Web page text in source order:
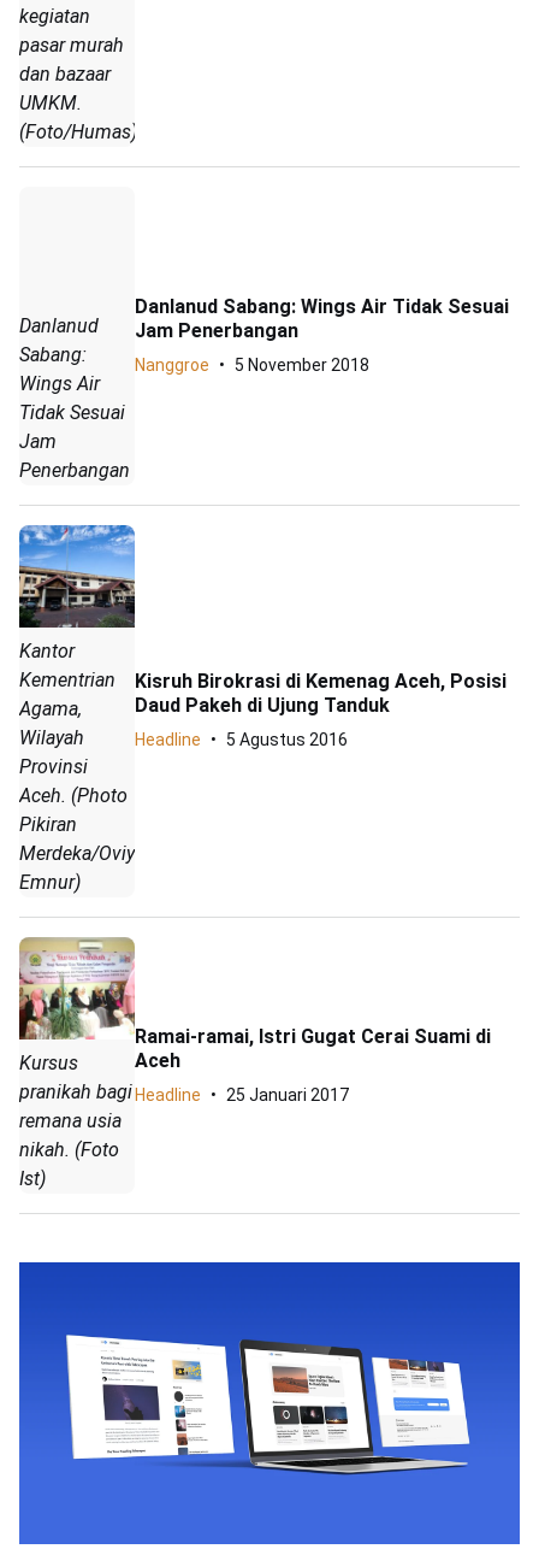
kegiatan
pasar murah
dan bazaar
UMKM.
(Foto/Humas)
Danlanud
Sabang:
Wings Air
Tidak Sesuai
Jam
Penerbangan
Danlanud Sabang: Wings Air Tidak Sesuai
Jam Penerbangan
Nanggroe 5 November 2018
Kantor
Kementrian
Agama,
Wilayah
Provinsi
Aceh. (Photo
Pikiran
Merdeka/Oviyandi
Emnur)
Kisruh Birokrasi di Kemenag Aceh, Posisi
Daud Pakeh di Ujung Tanduk
Headline 5 Agustus 2016
Kursus
pranikah bagi
remana usia
nikah. (Foto
Ist)
Ramai-ramai, Istri Gugat Cerai Suami di
Aceh
Headline 25 Januari 2017